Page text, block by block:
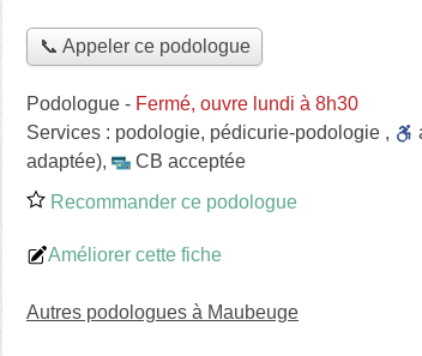
📞 Appeler ce podologue
Podologue - Fermé, ouvre lundi à 8h30
Services : podologie, pédicurie-podologie ,
adaptée),
CB acceptée
Recommander ce podologue
Améliorer cette fiche
Autres podologues à Maubeuge